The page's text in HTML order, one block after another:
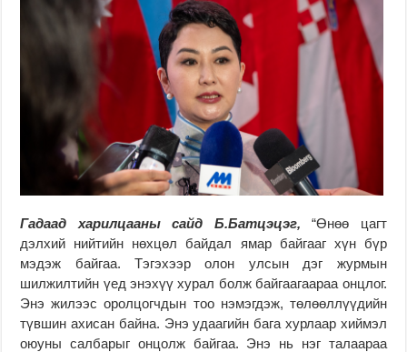
Гадаад харилцааны сайд Б.Батцэцэг, “Өнөө цагт
дэлхий нийтийн нөхцөл байдал ямар байгааг хүн бүр
мэдэж байгаа. Тэгэхээр олон улсын дэг журмын
шилжилтийн үед энэхүү хурал болж байгаагаараа онцлог.
Энэ жилээс оролцогчдын тоо нэмэгдэж, төлөөллүүдийн
түвшин ахисан байна. Энэ удаагийн бага хурлаар хиймэл
оюуны салбарыг онцолж байгаа. Энэ нь нэг талаараа